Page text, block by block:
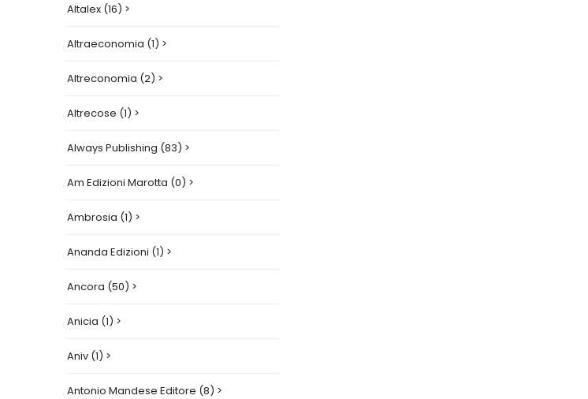
Altalex (16) >
Altraeconomia (1) >
Altreconomia (2) >
Altrecose (1) >
Always Publishing (83) >
Am Edizioni Marotta (0) >
Ambrosia (1) >
Ananda Edizioni (1) >
Ancora (50) >
Anicia (1) >
Aniv (1) >
Antonio Mandese Editore (8) >